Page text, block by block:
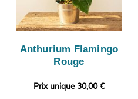
Anthurium Flamingo
Rouge
Prix unique 30,00 €